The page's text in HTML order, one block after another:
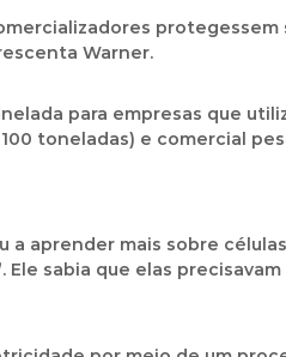
Warner.
para empresas que
toneladas) e comercial
a aprender mais sobre
sabia que elas